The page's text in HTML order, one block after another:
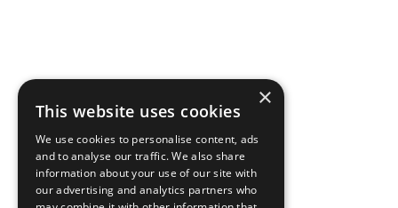
×
This website uses cookies
We use cookies to personalise content, ads
and to analyse our traffic. We also share
information about your use of our site with
our advertising and analytics partners who